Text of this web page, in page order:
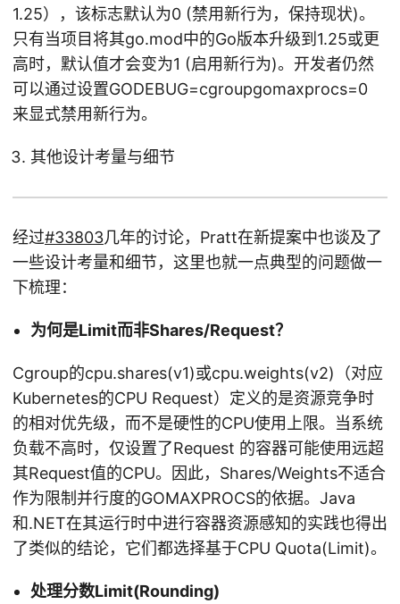
1.25），该标志默认为0 (禁用新行为，保持现状)。
只有当项目将其go.mod中的Go版本升级到1.25或更
高时，默认值才会变为1 (启用新行为)。开发者仍然
可以通过设置GODEBUG=cgroupgomaxprocs=0
来显式禁用新行为。
其他设计考量与细节
经过#33803几年的讨论，Pratt在新提案中也谈及了
一些设计考量和细节，这里也就一点典型的问题做一
下梳理：
为何是Limit而非Shares/Request？
Cgroup的cpu.shares(v1)或cpu.weights(v2)（对应
Kubernetes的CPU Request）定义的是资源竞争时
的相对优先级，而不是硬性的CPU使用上限。当系统
负载不高时，仅设置了Request 的容器可能使用远超
其Request值的CPU。因此，Shares/Weights不适合
作为限制并行度的GOMAXPROCS的依据。Java
和.NET在其运行时中进行容器资源感知的实践也得出
了类似的结论，它们都选择基于CPU Quota(Limit)。
处理分数Limit(Rounding)